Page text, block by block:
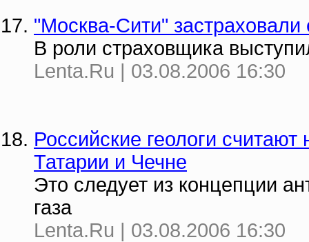
"Москва-Сити"
В роли страховщика
Lenta.Ru | 03.08.2006 16:30
Российские геологи
Татарии и Чечне
Это следует из концепции
газа
Lenta.Ru | 03.08.2006 16:30